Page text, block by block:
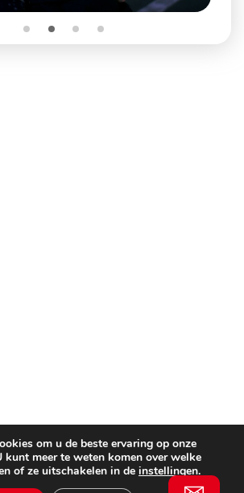
om u de beste ervaring op onze
kunt meer te weten komen over welke
of ze uitschakelen in de instellingen.